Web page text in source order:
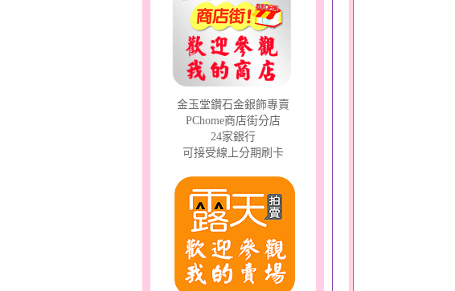
金玉堂鑽石金銀飾專賣
PChome商店街分店
24家銀行
可接受線上分期刷卡